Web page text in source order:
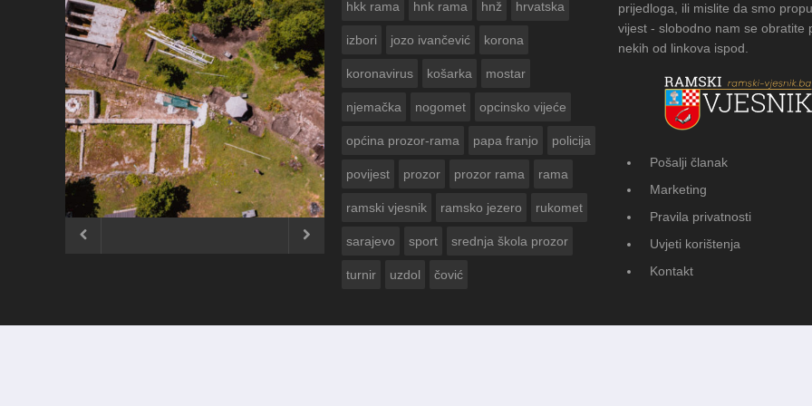
ČESTITKA RAMSKOG VJESNIKA ZA
 
hkk rama hnk rama hnž hrvatska
izbori jozo ivančević korona
koronavirus košarka mostar
njemačka nogomet opcinsko vijeće
općina prozor-rama papa franjo policija
povijest prozor prozor rama rama
ramski vjesnik ramsko jezero rukomet
sarajevo sport srednja škola prozor
turnir uzdol čović
prijedloga, ili mislite da smo
vijest - slobodno nam se obratite
nekih od linkova ispod.
Pošalji članak
Marketing
Pravila privatnosti
Uvjeti korištenja
Kontakt